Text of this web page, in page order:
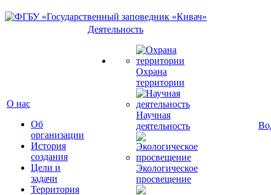
О нас
Об
организации
История
создания
Цели и
задачи
Территория
Деятельность
Охрана
территории
Научная
деятельность
Экологическое
просвещение